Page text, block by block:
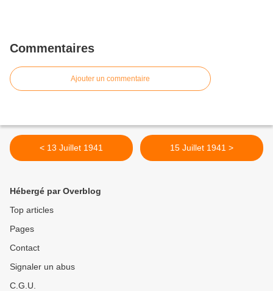
Commentaires
Ajouter un commentaire
< 13 Juillet 1941 15 Juillet 1941 >
Hébergé par Overblog
Top articles
Pages
Contact
Signaler un abus
C.G.U.